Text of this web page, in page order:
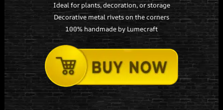
Ideal for plants, decoration, or storage
Decorative metal rivets on the corners
100% handmade by Lumecraft